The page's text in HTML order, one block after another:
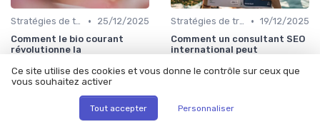
Stratégies de transformation •
25/12/2025
Comment le bio courant
révolutionne la
entreprise
Stratégies de transformation • 19/12/2025
Comment un consultant SEO
international peut
digitale de votre entreprise
Ce site utilise des cookies et vous donne le contrôle sur ceux que
vous souhaitez activer
Tout accepter Personnaliser